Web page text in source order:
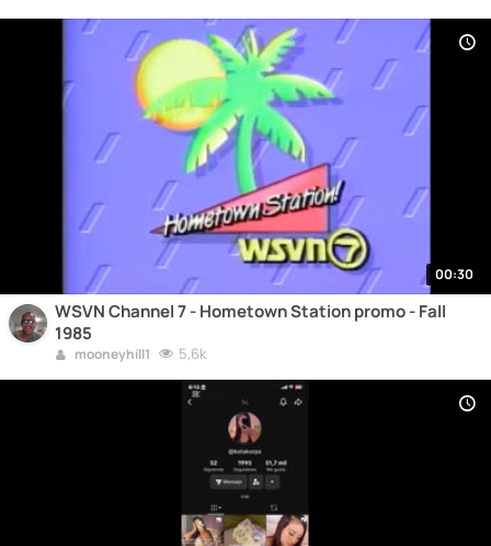
00:30
WSVN Channel 7 - Hometown Station promo - Fall
1985
mooneyhill1 5,6k